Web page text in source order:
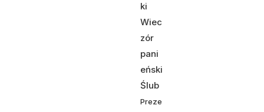
ki
Wiec
zór
pani
eński
Ślub
Preze